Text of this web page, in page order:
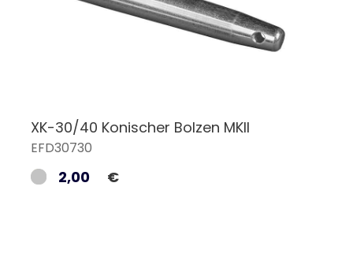
XK-30/40 Konischer Bolzen MKII
EFD30730
2,00 €